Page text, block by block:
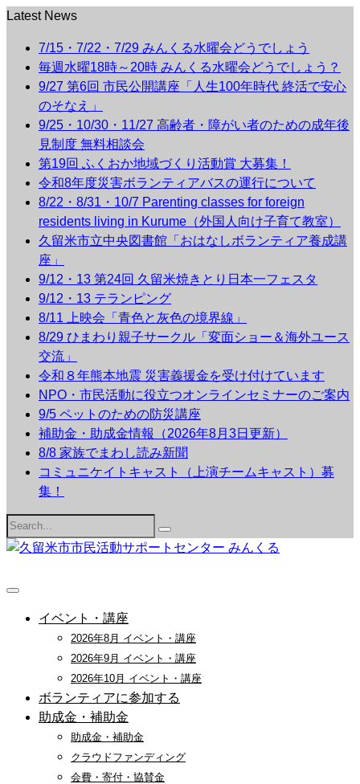
Latest News
7/15・7/22・7/29 みんくる水曜会どうでしょう
毎週水曜18時～20時 みんくる水曜会どうでしょう？
9/27 第6回 市民公開講座「人生100年時代 終活で安心
のそなえ」
9/25・10/30・11/27 高齢者・障がい者のための成年後
見制度 無料相談会
第19回 ふくおか地域づくり活動賞 大募集！
令和8年度災害ボランティアバスの運行について
8/22・8/31・10/7 Parenting classes for foreign
residents living in Kurume（外国人向け子育て教室）
久留米市立中央図書館「おはなしボランティア養成講
座」
9/12・13 第24回 久留米焼きとり日本一フェスタ
9/12・13 テランピング
8/11 上映会「青色と灰色の境界線」
8/29 ひまわり親子サークル「変面ショー＆海外ユース
交流」
令和８年熊本地震 災害義援金を受け付けています
NPO・市民活動に役立つオンラインセミナーのご案内
9/5 ペットのための防災講座
補助金・助成金情報（2026年8月3日更新）
8/8 家族でまわし読み新聞
コミュニケイトキャスト（上演チームキャスト）募
集！
Search
for:
イベント・講座
2026年8月 イベント・講座
2026年9月 イベント・講座
2026年10月 イベント・講座
ボランティアに参加する
助成金・補助金
助成金・補助金
クラウドファンディング
会費・寄付・協賛金